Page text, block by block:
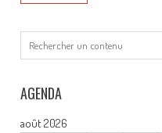
AGENDA
août 2026